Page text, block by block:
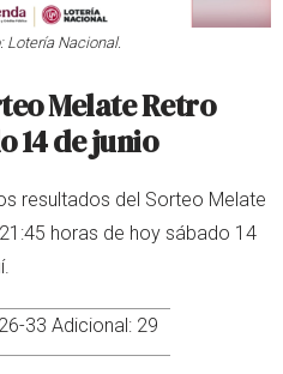
Lotería Nacional.
Melate Retro
14 de junio
resultados del Sorteo Melate
horas de hoy sábado 14
33 Adicional: 29